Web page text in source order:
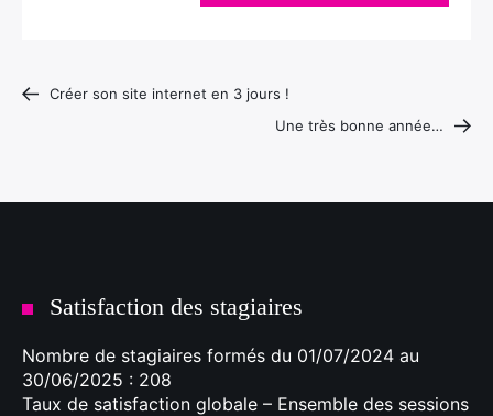
Créer son site internet en 3 jours !
Une très bonne année…
Satisfaction des stagiaires
Nombre de stagiaires formés du 01/07/2024 au
30/06/2025 : 208
Taux de satisfaction globale – Ensemble des sessions